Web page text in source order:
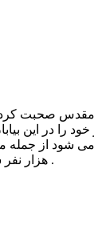
مقدس صحبت
در این
می شود از
هزار نفر شرکت و نهار نیز میهمان آقا می باشند .